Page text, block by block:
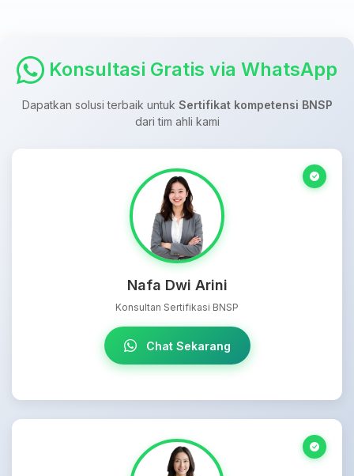
Konsultasi Gratis via WhatsApp
Dapatkan solusi terbaik untuk Sertifikat kompetensi BNSP
dari tim ahli kami
Nafa Dwi Arini
Konsultan Sertifikasi BNSP
Chat Sekarang